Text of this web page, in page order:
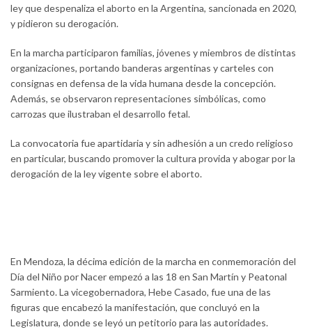
ley que despenaliza el aborto en la Argentina, sancionada en 2020,
y pidieron su derogación.
En la marcha participaron familias, jóvenes y miembros de distintas
organizaciones, portando banderas argentinas y carteles con
consignas en defensa de la vida humana desde la concepción.
Además, se observaron representaciones simbólicas, como
carrozas que ilustraban el desarrollo fetal.
La convocatoria fue apartidaria y sin adhesión a un credo religioso
en particular, buscando promover la cultura provida y abogar por la
derogación de la ley vigente sobre el aborto.
En Mendoza, la décima edición de la marcha en conmemoración del
Día del Niño por Nacer empezó a las 18 en San Martín y Peatonal
Sarmiento. La vicegobernadora, Hebe Casado, fue una de las
figuras que encabezó la manifestación, que concluyó en la
Legislatura, donde se leyó un petitorio para las autoridades.